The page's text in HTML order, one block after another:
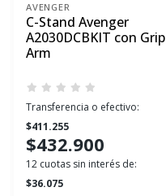
AVENGER
C-Stand Avenger
A2030DCBKIT con Grip
Arm
Transferencia o efectivo:
$411.255
$432.900
12 cuotas sin interés de:
$36.075